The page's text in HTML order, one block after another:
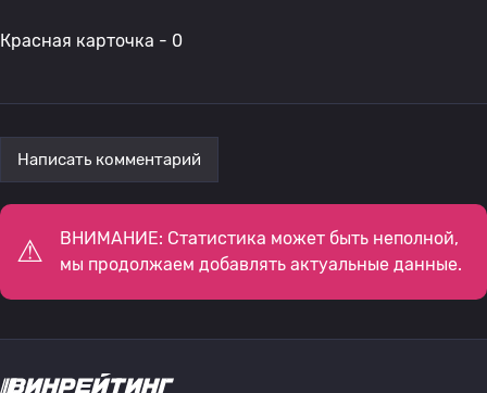
Красная карточка - 0
Написать комментарий
ВНИМАНИЕ: Статистика может быть неполной,
мы продолжаем добавлять актуальные данные.